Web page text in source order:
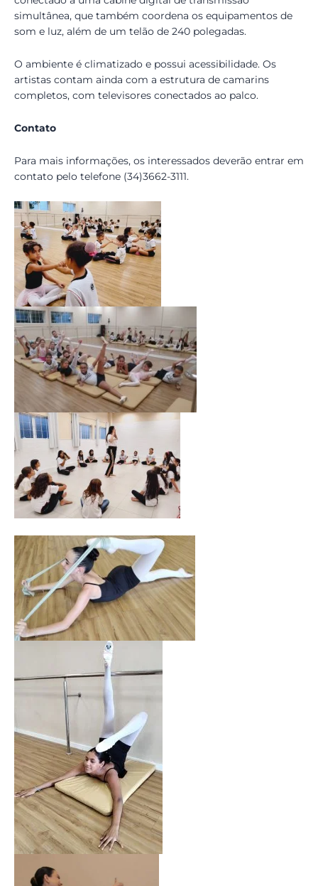
simultânea, que também coordena os equipamentos de
som e luz, além de um telão de 240 polegadas.
O ambiente é climatizado e possui acessibilidade. Os
artistas contam ainda com a estrutura de camarins
completos, com televisores conectados ao palco.
Contato
Para mais informações, os interessados deverão entrar em
contato pelo telefone (34)3662-3111.